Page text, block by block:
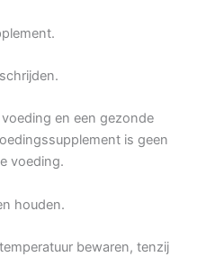
en een gezonde
is geen
voeding.
houden.
bewaren, tenzij